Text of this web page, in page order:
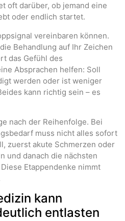
oft darüber, ob jemand eine
oder endlich startet.
vereinbaren können.
Behandlung auf Ihr Zeichen
das Gefühl des
Absprachen helfen: Soll
werden oder ist weniger
kann richtig sein – es
nach der Reihenfolge. Bei
muss nicht alles sofort
zuerst akute Schmerzen oder
und danach die nächsten
Etappendenke nimmt
kann
entlasten